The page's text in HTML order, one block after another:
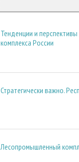
Тенденции и
комплекса России
Стратегически важно.
Лесопромышленный